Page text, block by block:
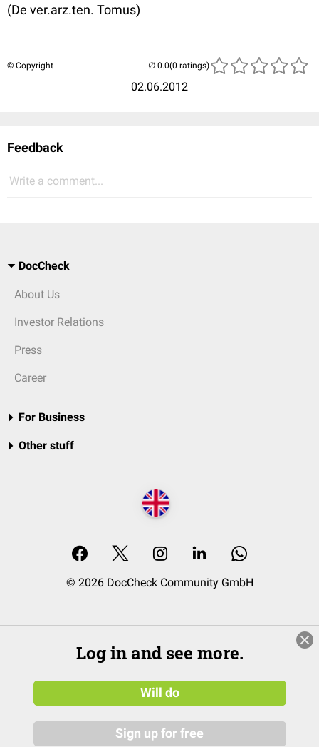
(De ver.arz.ten. Tomus)
© Copyright
02.06.2012
(0 ratings)
Feedback
Write a comment...
DocCheck
About Us
Investor Relations
Press
Career
For Business
Other stuff
© 2026 DocCheck Community GmbH
Log in and see more.
Will do
Sign up for free